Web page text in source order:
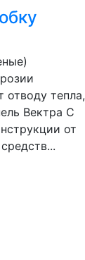
отводу тепла,
Вектра С
от